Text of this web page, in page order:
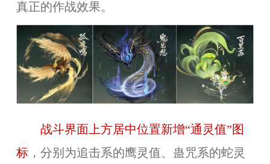
真正的作战效果。
战斗界面上方居中位置新增“通灵值”图
标，分别为追击系的鹰灵值、蛊咒系的蛇灵